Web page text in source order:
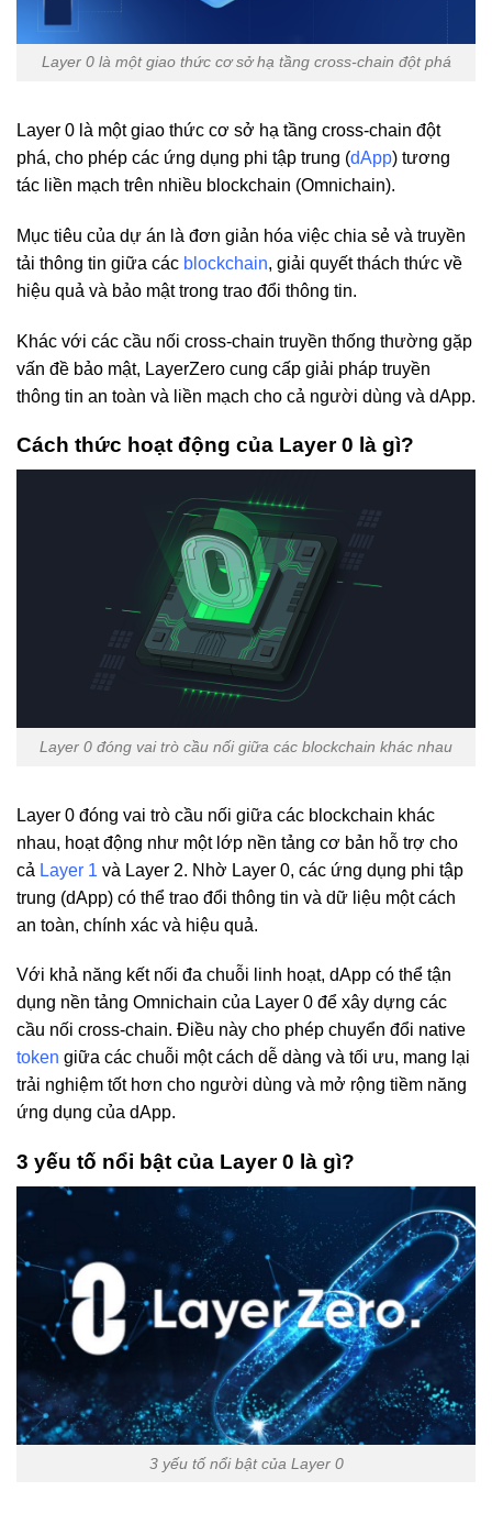
Layer 0 là một giao thức cơ sở hạ tầng cross-chain đột phá
Layer 0 là một giao thức cơ sở hạ tầng cross-chain đột
phá, cho phép các ứng dụng phi tập trung (dApp) tương
tác liền mạch trên nhiều blockchain (Omnichain).
Mục tiêu của dự án là đơn giản hóa việc chia sẻ và truyền
tải thông tin giữa các blockchain, giải quyết thách thức về
hiệu quả và bảo mật trong trao đổi thông tin.
Khác với các cầu nối cross-chain truyền thống thường gặp
vấn đề bảo mật, LayerZero cung cấp giải pháp truyền
thông tin an toàn và liền mạch cho cả người dùng và dApp.
Cách thức hoạt động của Layer 0 là gì?
Layer 0 đóng vai trò cầu nối giữa các blockchain khác nhau
Layer 0 đóng vai trò cầu nối giữa các blockchain khác
nhau, hoạt động như một lớp nền tảng cơ bản hỗ trợ cho
cả Layer 1 và Layer 2. Nhờ Layer 0, các ứng dụng phi tập
trung (dApp) có thể trao đổi thông tin và dữ liệu một cách
an toàn, chính xác và hiệu quả.
Với khả năng kết nối đa chuỗi linh hoạt, dApp có thể tận
dụng nền tảng Omnichain của Layer 0 để xây dựng các
cầu nối cross-chain. Điều này cho phép chuyển đổi native
token giữa các chuỗi một cách dễ dàng và tối ưu, mang lại
trải nghiệm tốt hơn cho người dùng và mở rộng tiềm năng
ứng dụng của dApp.
3 yếu tố nổi bật của Layer 0 là gì?
3 yếu tố nổi bật của Layer 0